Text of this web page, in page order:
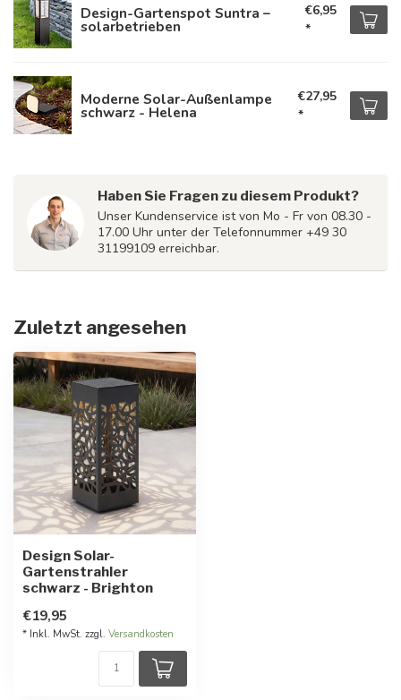
Design-Gartenspot Suntra –
solarbetrieben
€6,95
*
Moderne Solar-Außenlampe
schwarz - Helena
€27,95
*
Haben Sie Fragen zu diesem Produkt?
Unser Kundenservice ist von Mo - Fr von 08.30 -
17.00 Uhr unter der Telefonnummer +49 30
31199109 erreichbar.
Zuletzt angesehen
Design Solar-
Gartenstrahler
schwarz - Brighton
€19,95
* Inkl. MwSt. zzgl. Versandkosten